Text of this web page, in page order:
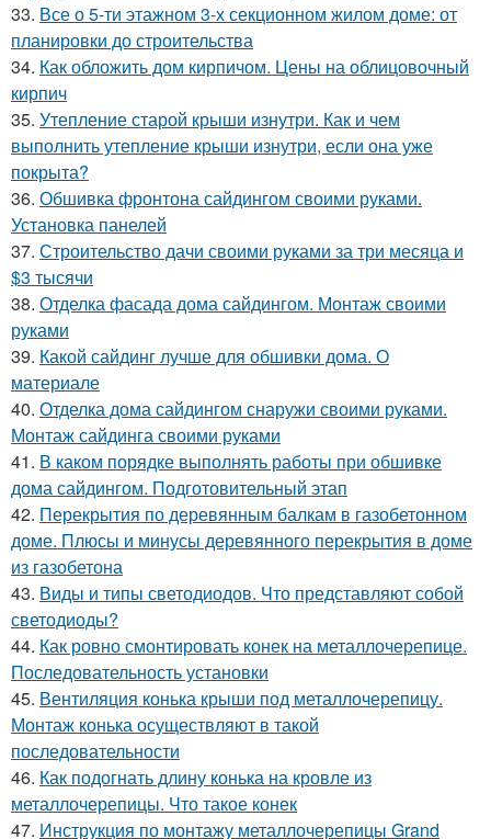
33. Все о 5-ти этажном 3-х секционном жилом доме: от
планировки до строительства
34. Как обложить дом кирпичом. Цены на облицовочный
кирпич
35. Утепление старой крыши изнутри. Как и чем
выполнить утепление крыши изнутри, если она уже
покрыта?
36. Обшивка фронтона сайдингом своими руками.
Установка панелей
37. Строительство дачи своими руками за три месяца и
$3 тысячи
38. Отделка фасада дома сайдингом. Монтаж своими
руками
39. Какой сайдинг лучше для обшивки дома. О
материале
40. Отделка дома сайдингом снаружи своими руками.
Монтаж сайдинга своими руками
41. В каком порядке выполнять работы при обшивке
дома сайдингом. Подготовительный этап
42. Перекрытия по деревянным балкам в газобетонном
доме. Плюсы и минусы деревянного перекрытия в доме
из газобетона
43. Виды и типы светодиодов. Что представляют собой
светодиоды?
44. Как ровно смонтировать конек на металлочерепице.
Последовательность установки
45. Вентиляция конька крыши под металлочерепицу.
Монтаж конька осуществляют в такой
последовательности
46. Как подогнать длину конька на кровле из
металлочерепицы. Что такое конек
47. Инструкция по монтажу металлочерепицы Grand